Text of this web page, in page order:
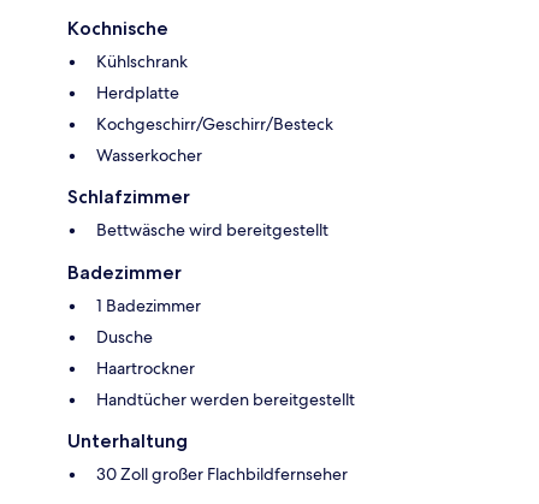
Kochnische
Kühlschrank
Herdplatte
Kochgeschirr/Geschirr/Besteck
Wasserkocher
Schlafzimmer
Bettwäsche wird bereitgestellt
Badezimmer
1 Badezimmer
Dusche
Haartrockner
Handtücher werden bereitgestellt
Unterhaltung
30 Zoll großer Flachbildfernseher